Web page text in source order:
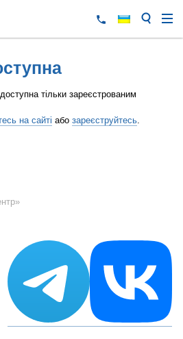
тільки зареєстрованим
на сайті або зареєструйтесь.